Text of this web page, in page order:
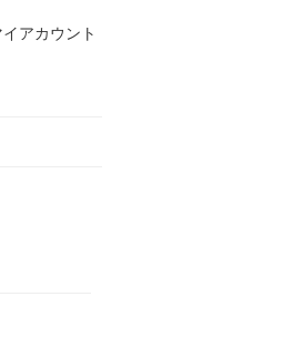
イアカウント